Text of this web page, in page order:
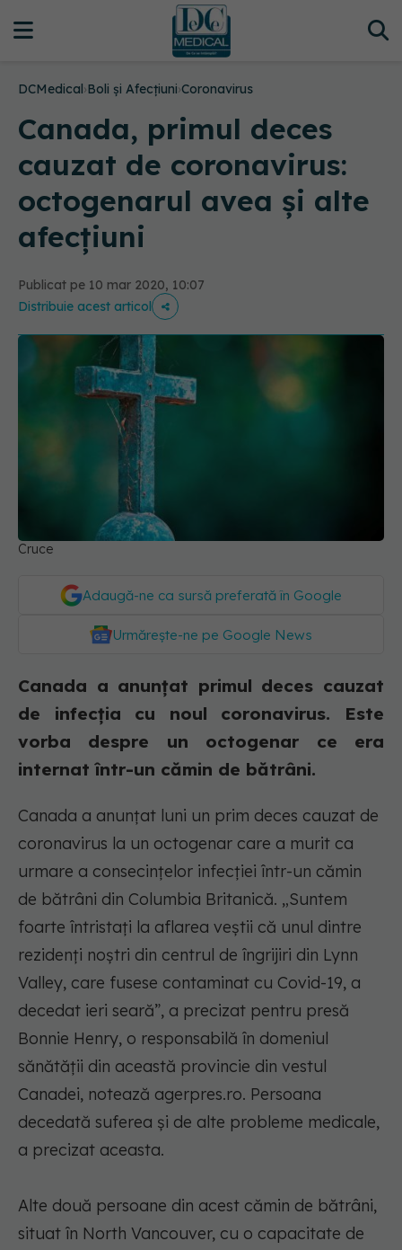
DCMedical›Boli și Afecțiuni›Coronavirus
Canada, primul deces
cauzat de coronavirus:
octogenarul avea și alte
afecțiuni
Publicat pe 10 mar 2020, 10:07
Distribuie acest articol
Cruce
Adaugă-ne ca sursă preferată în Google
Urmărește-ne pe Google News
Canada a anunțat primul deces cauzat
de infecția cu noul coronavirus. Este
vorba despre un octogenar ce era
internat într-un cămin de bătrâni.
Canada a anunţat luni un prim deces cauzat de
coronavirus la un octogenar care a murit ca
urmare a consecinţelor infecţiei într-un cămin
de bătrâni din Columbia Britanică. „Suntem
foarte întristaţi la aflarea veştii că unul dintre
rezidenţi noştri din centrul de îngrijiri din Lynn
Valley, care fusese contaminat cu Covid-19, a
decedat ieri seară”, a precizat pentru presă
Bonnie Henry, o responsabilă în domeniul
sănătăţii din această provincie din vestul
Canadei, notează agerpres.ro. Persoana
decedată suferea şi de alte probleme medicale,
a precizat aceasta.
Alte două persoane din acest cămin de bătrâni,
situat în North Vancouver, cu o capacitate de